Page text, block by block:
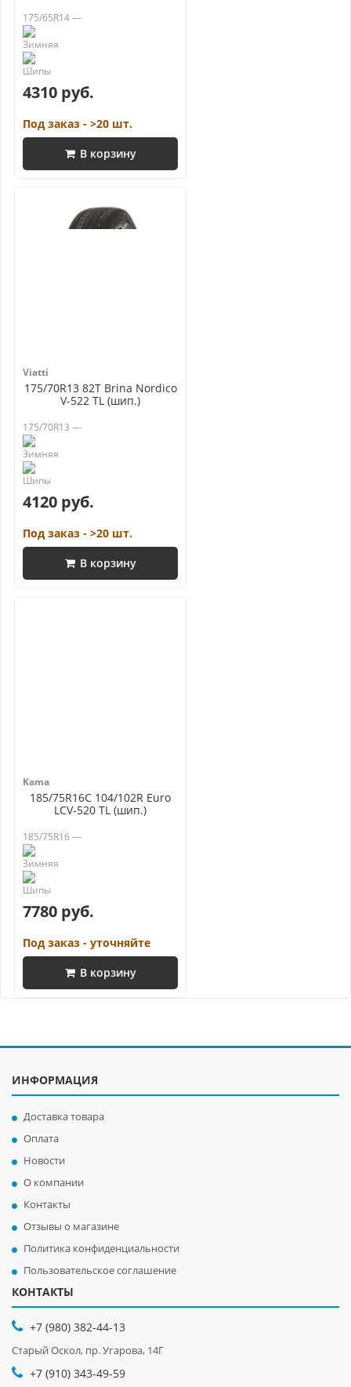
175/65R14 —
4310 руб.
Под заказ - >20 шт.
В корзину
Viatti
175/70R13 82T Brina Nordico
V-522 TL (шип.)
175/70R13 —
4120 руб.
Под заказ - >20 шт.
В корзину
Kama
185/75R16C 104/102R Euro
LCV-520 TL (шип.)
185/75R16 —
7780 руб.
Под заказ - уточняйте
В корзину
ИНФОРМАЦИЯ
Доставка товара
Оплата
Новости
О компании
Контакты
Отзывы о магазине
Политика конфиденциальности
Пользовательское соглашение
КОНТАКТЫ
+7 (980) 382-44-13
Старый Оскол, пр. Угарова, 14Г
+7 (910) 343-49-59